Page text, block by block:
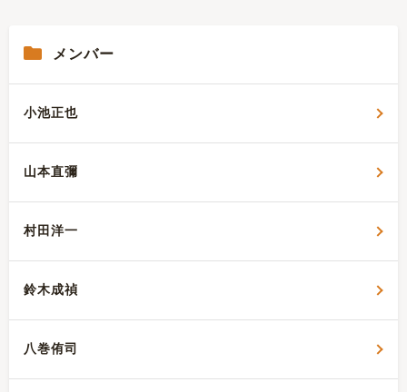
メンバー
小池正也
山本直彌
村田洋一
鈴木成禎
八巻侑司